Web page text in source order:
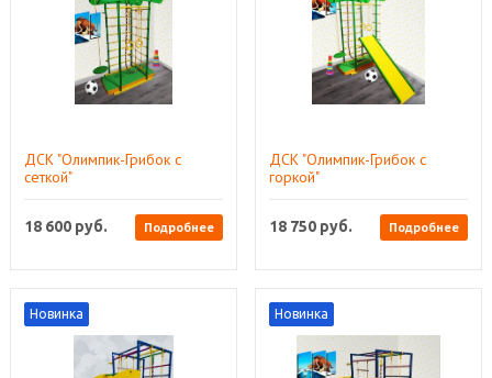
ДСК "Олимпик-Грибок с
сеткой"
18 600 руб. Подробнее
ДСК "Олимпик-Грибок с
горкой"
18 750 руб. Подробнее
Новинка Новинка